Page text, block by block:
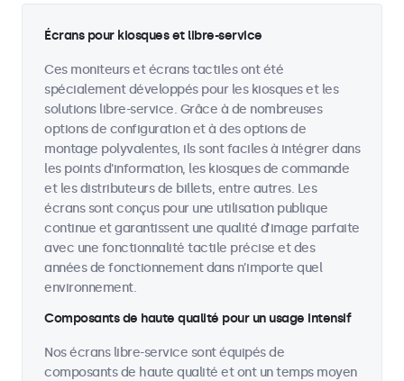
Écrans pour kiosques et libre-service
Ces moniteurs et écrans tactiles ont été
spécialement développés pour les kiosques et les
solutions libre-service. Grâce à de nombreuses
options de configuration et à des options de
montage polyvalentes, ils sont faciles à intégrer dans
les points d'information, les kiosques de commande
et les distributeurs de billets, entre autres. Les
écrans sont conçus pour une utilisation publique
continue et garantissent une qualité d’image parfaite
avec une fonctionnalité tactile précise et des
années de fonctionnement dans n’importe quel
environnement.
Composants de haute qualité pour un usage intensif
Nos écrans libre-service sont équipés de
composants de haute qualité et ont un temps moyen